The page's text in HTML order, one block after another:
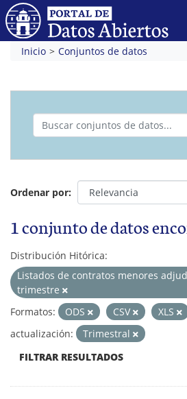
Inicio Conjuntos de datos
Ordenar por
1 conjunto de datos
Distribución Hitórica:
Listados de contratos menores
trimestre
Formatos:
ODS CSV XLS
actualización:
Trimestral
FILTRAR RESULTADOS